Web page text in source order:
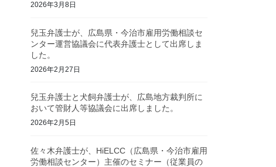
2026年3月8日
兒玉弁護士が、広島県・今治市雇用労働相談セ
ンター運営協議会に代表弁護士として出席しま
した。
2026年2月27日
兒玉弁護士と犬飼弁護士が、広島地方裁判所に
おいて管財人等協議会に出席しました。
2026年2月5日
佐々木弁護士が、HiELCC（広島県・今治市雇用
労働相談センター）主催のセミナー（従業員の